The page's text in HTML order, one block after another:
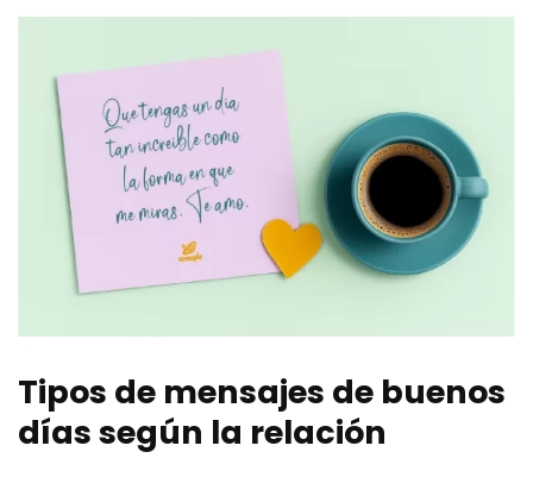
Tipos de mensajes de buenos
días según la relación